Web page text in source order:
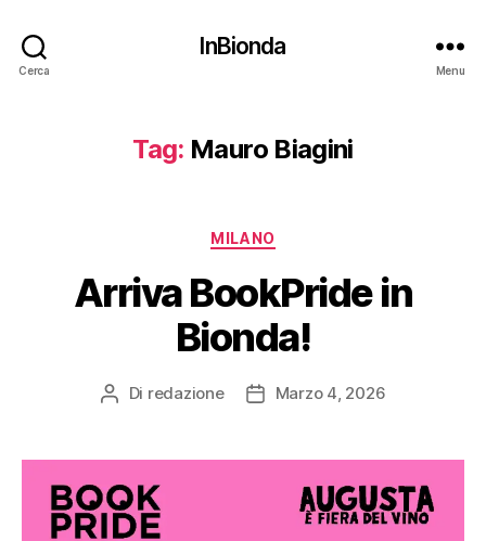
Cerca
InBionda
Menu
Tag: Mauro Biagini
Categorie
MILANO
Arriva BookPride in
Bionda!
Autore
Di redazione
DataMarzo 4, 2026